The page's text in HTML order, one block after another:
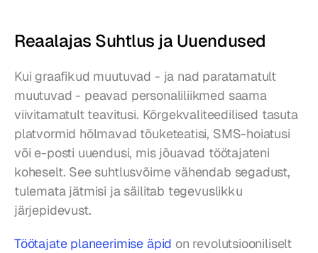
Reaalajas Suhtlus ja Uuendused
Kui graafikud muutuvad - ja nad paratamatult
muutuvad - peavad personaliliikmed saama
viivitamatult teavitusi. Kõrgekvaliteedilised tasuta
platvormid hõlmavad tõuketeatisi, SMS-hoiatusi
või e-posti uuendusi, mis jõuavad töötajateni
koheselt. See suhtlusvõime vähendab segadust,
tulemata jätmisi ja säilitab tegevuslikku
järjepidevust.
Töötajate planeerimise äpid on revolutsiooniliselt